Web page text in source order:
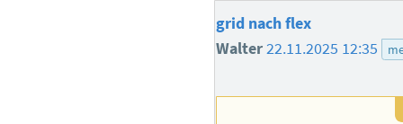
grid nach flex
Walter22.11.2025 12:35